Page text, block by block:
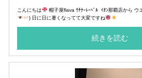
こんにちは 帽子屋flava ｳﾁﾅｰﾚｰﾍﾞﾙ ｲｵﾝ那覇店から ウ
) 日に日に暑くなってて大変ですね
続きを読む